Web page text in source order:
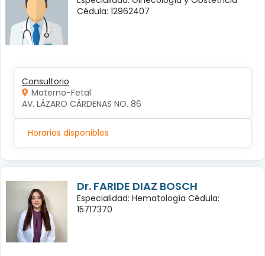
Cédula: 12962407
Consultorio
Materno-Fetal
AV. LÁZARO CÁRDENAS NO. 86
Horarios disponibles
Dr. FARIDE DIAZ BOSCH
Especialidad: Hematología Cédula:
15717370